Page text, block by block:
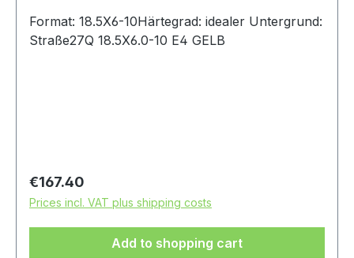
Format: 18.5X6-10Härtegrad: idealer Untergrund:
Straße27Q 18.5X6.0-10 E4 GELB
Regular price:
€167.40
Prices incl. VAT plus shipping costs
Add to shopping cart